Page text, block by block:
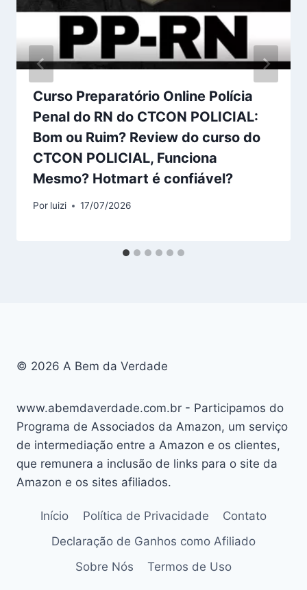
Curso Preparatório Online Polícia
Penal do RN do CTCON POLICIAL:
Bom ou Ruim? Review do curso do
CTCON POLICIAL, Funciona
Mesmo? Hotmart é confiável?
Por luizi 17/07/2026
© 2026 A Bem da Verdade
www.abemdaverdade.com.br - Participamos do
Programa de Associados da Amazon, um serviço
de intermediação entre a Amazon e os clientes,
que remunera a inclusão de links para o site da
Amazon e os sites afiliados.
Início Política de Privacidade
Contato
Declaração de Ganhos como Afiliado
Sobre Nós
Termos de Uso